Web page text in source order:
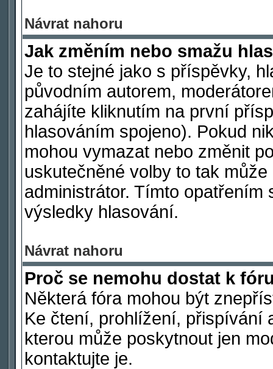
Návrat nahoru
Jak změním nebo smažu
Je to stejné jako s příspěvky,
původním autorem,
zahájíte kliknutím na první
hlasováním spojeno). Pokud
mohou vymazat nebo změnit
uskutečněné volby to tak
administrátor. Tímto
výsledky hlasování.
Návrat nahoru
Proč se nemohu dostat k
Některá fóra mohou být
Ke čtení, prohlížení, přispívání
kterou může poskytnout jen
kontaktujte je.